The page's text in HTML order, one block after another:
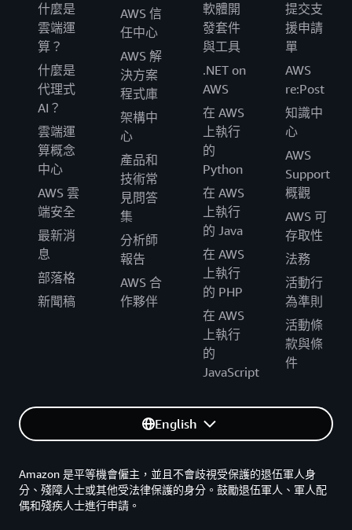
什麼是
雲端運
算？
什麼是
代理式
AI？
雲端運
算概念
中心
AWS 雲
端安全
最新消
息
部落格
新聞稿
AWS 信
任中心
AWS 解
決方案
程式庫
架構中
心
產品和
技術常
見問答
集
分析師
報告
AWS 合
作夥伴
軟體開
發套件
與工具
.NET on
AWS
在 AWS
上執行
的
Python
在 AWS
上執行
的 Java
在 AWS
上執行
的 PHP
在 AWS
上執行
的
JavaScript
提交支
援申請
單
AWS
re:Post
知識中
心
AWS
Support
概觀
AWS 可
存取性
法務
活動行
為準則
活動條
款與條
件
English
Amazon 是平等機會僱主，並且不會歧視受保護的退伍軍人身
分、殘障人士或其他受法律保護的身分。鼓勵退伍軍人、軍人配
偶和殘疾人士進行申請。